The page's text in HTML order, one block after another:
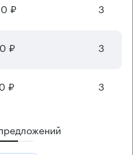
₽ 3
₽ 3
₽ 3